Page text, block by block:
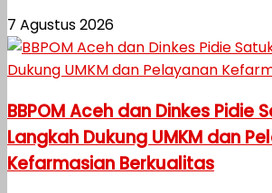
7 Agustus 2026
BBPOM Aceh dan Dinkes Pidie
Langkah Dukung UMKM dan
Kefarmasian Berkualitas